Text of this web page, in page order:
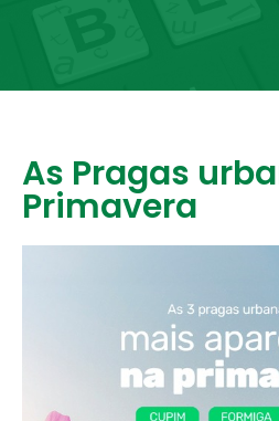
As Pragas
Primavera